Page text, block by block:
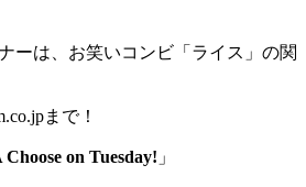
ーは、お笑いコンビ「ライス」の関
まで！
on Tuesday! 」